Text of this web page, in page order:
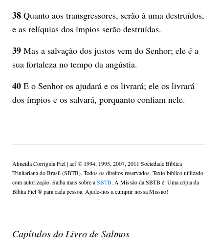
38Quanto aos transgressores, serão à uma destruídos,
e as relíquias dos ímpios serão destruídas.
39Mas a salvação dos justos vem do Senhor; ele é a
sua fortaleza no tempo da angústia.
40E o Senhor os ajudará e os livrará; ele os livrará
dos ímpios e os salvará, porquanto confiam nele.
Almeida Corrigida Fiel | acf ©️ 1994, 1995, 2007, 2011 Sociedade Bíblica
Trinitariana do Brasil (SBTB). Todos os direitos reservados. Texto bíblico utilizado
com autorização. Saiba mais sobre aSBTB. A Missão da SBTB é: Uma cópia da
Bíblia Fiel ®️ para cada pessoa. Ajude-nos a cumprir nossa Missão!
Capítulos do Livro de Salmos